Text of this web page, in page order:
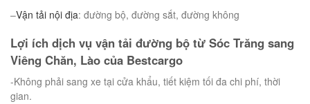
–Vận tải nội địa: đường bộ, đường sắt, đường không
Lợi ích dịch vụ vận tải đường bộ từ Sóc Trăng sang
Viêng Chăn, Lào của Bestcargo
-Không phải sang xe tại cửa khẩu, tiết kiệm tối đa chi phí, thời
gian.